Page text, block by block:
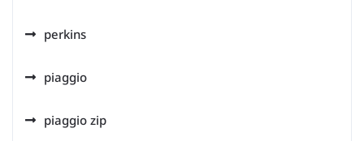
perkins
piaggio
piaggio zip